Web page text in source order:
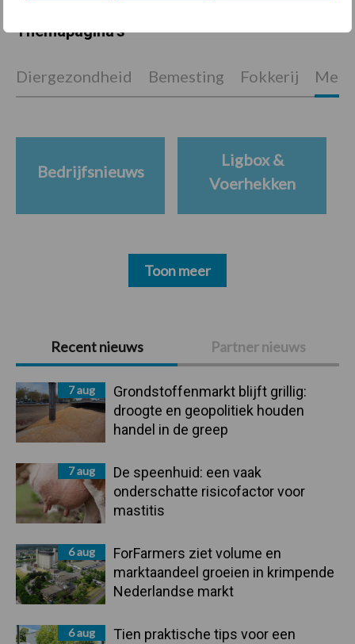
Primaire
Sidebar
Recent nieuws Partner nieuws
7 aug
Grondstoffenmarkt blijft grillig:
droogte en geopolitiek houden
handel in de greep
7 aug
De speenhuid: een vaak
onderschatte risicofactor voor
mastitis
6 aug
ForFarmers ziet volume en
marktaandeel groeien in krimpende
Nederlandse markt
6 aug
Tien praktische tips voor een
Themapagina's
Diergezondheid Bemesting Fokkerij
Bedrijfsnieuws
Ligbox &
Voerhekken
Toon meer